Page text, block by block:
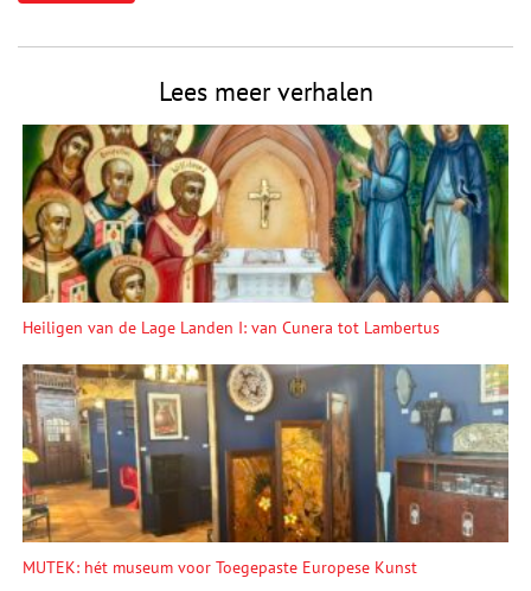
Lees meer verhalen
Heiligen van de Lage Landen I: van Cunera tot Lambertus
MUTEK: hét museum voor Toegepaste Europese Kunst